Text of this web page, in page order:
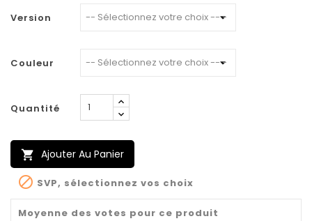
Version
Couleur
Quantité
 Ajouter Au Panier
 SVP, sélectionnez vos choix
Moyenne des votes pour ce produit